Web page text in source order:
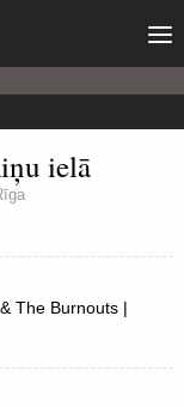
ielā
The Burnouts |